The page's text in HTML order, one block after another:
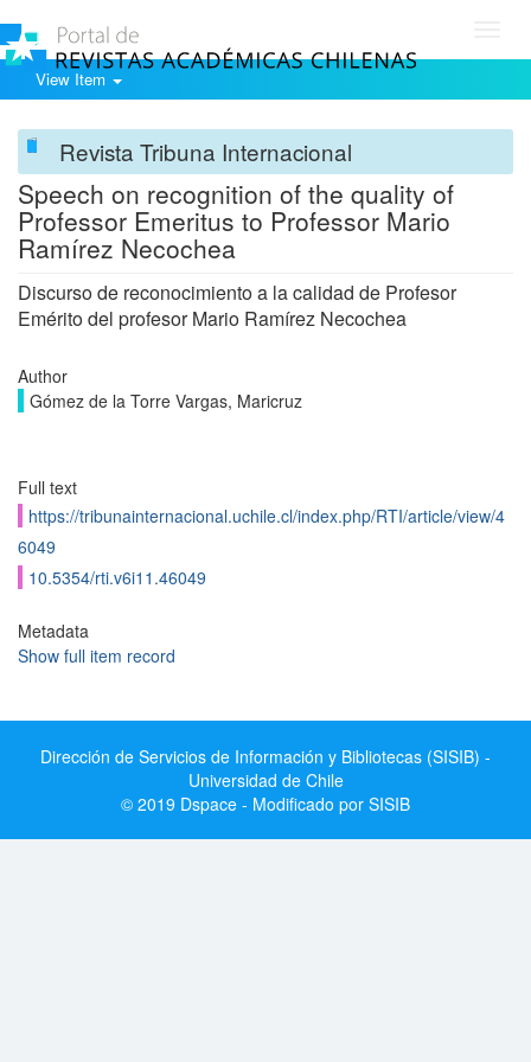
View Item
Revista Tribuna Internacional
Speech on recognition of the quality of
Professor Emeritus to Professor Mario
Ramírez Necochea
Discurso de reconocimiento a la calidad de Profesor
Emérito del profesor Mario Ramírez Necochea
Author
Gómez de la Torre Vargas, Maricruz
Full text
https://tribunainternacional.uchile.cl/index.php/RTI/article/view/4
6049
10.5354/rti.v6i11.46049
Metadata
Show full item record
Dirección de Servicios de Información y Bibliotecas (SISIB) -
Universidad de Chile
© 2019 Dspace - Modificado por SISIB